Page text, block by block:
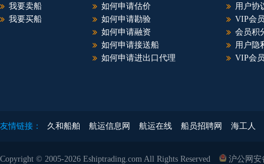
我要卖船
我要买船
如何申请估价
如何申请勘验
如何申请融资
如何申请接送船
如何申请进出口代理
用户协
VIP会
会员积
用户隐
VIP会
友情链接： 久和船舶 航运信息网 航运在线 船员招聘网 海工人
Copyright © 2005-2026 Eshiptrading.com All Rights Reserved 沪公网安